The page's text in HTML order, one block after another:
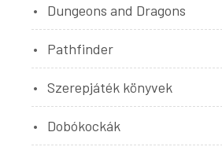
Dungeons and Dragons
Pathfinder
Szerepjáték könyvek
Dobókockák